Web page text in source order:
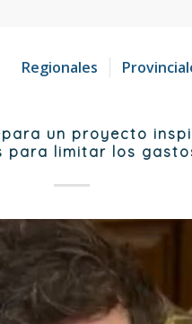
Regionales
un proyecto
para limitar los